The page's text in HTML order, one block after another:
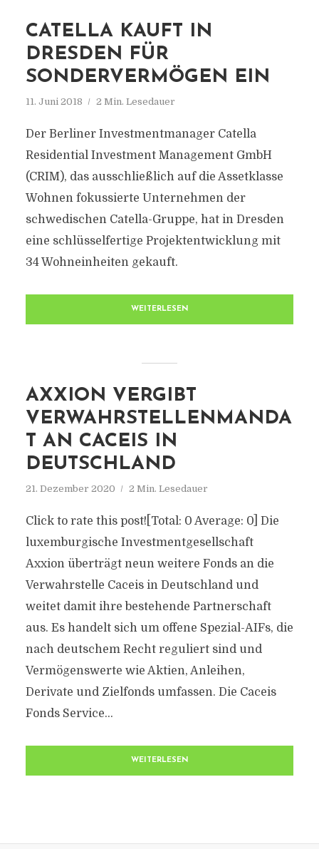
CATELLA KAUFT IN
DRESDEN FÜR
SONDERVERMÖGEN EIN
11. Juni 2018 2 Min. Lesedauer
Der Berliner Investmentmanager Catella
Residential Investment Management GmbH
(CRIM), das ausschließlich auf die Assetklasse
Wohnen fokussierte Unternehmen der
schwedischen Catella-Gruppe, hat in Dresden
eine schlüsselfertige Projektentwicklung mit
34 Wohneinheiten gekauft.
WEITERLESEN
AXXION VERGIBT
VERWAHRSTELLENMANDA
T AN CACEIS IN
DEUTSCHLAND
21. Dezember 2020 2 Min. Lesedauer
Click to rate this post![Total: 0 Average: 0] Die
luxemburgische Investmentgesellschaft
Axxion überträgt neun weitere Fonds an die
Verwahrstelle Caceis in Deutschland und
weitet damit ihre bestehende Partnerschaft
aus. Es handelt sich um offene Spezial-AIFs, die
nach deutschem Recht reguliert sind und
Vermögenswerte wie Aktien, Anleihen,
Derivate und Zielfonds umfassen. Die Caceis
Fonds Service...
WEITERLESEN